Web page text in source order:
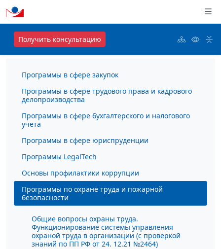
Получить консультацию
Программы в сфере закупок
Программы в сфере трудового права и кадрового
делопроизводства
Программы в сфере бухгалтерского и налогового
учета
Программы в сфере юриспруденции
Программы LegalTech
Основы профилактики коррупции
Программы по охране труда и пожарной
безопасности
Общие вопросы охраны труда.
Функционирование системы управления
охраной труда в организации (с проверкой
знаний по ПП РФ от 24. 12.21 №2464)